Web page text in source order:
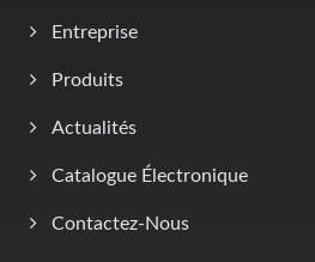
Entreprise
Produits
Actualités
Catalogue Électronique
Contactez-Nous